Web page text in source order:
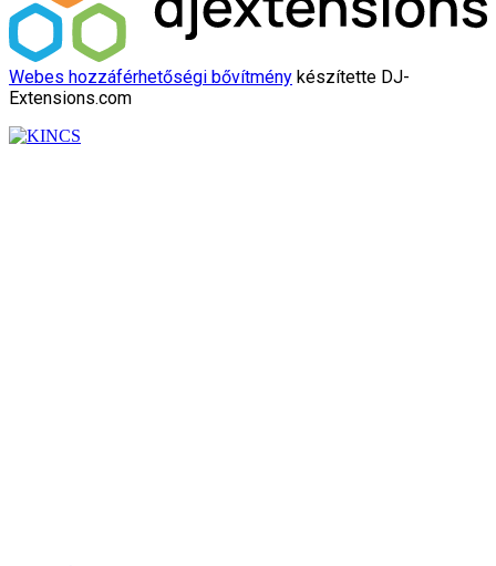
Webes hozzáférhetőségi bővítmény készítette DJ-
Extensions.com